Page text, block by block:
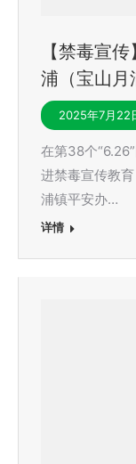
【禁毒宣
浦（宝山月
2025年7月22
在第38个
进禁毒宣传教
浦镇平安办…
详情